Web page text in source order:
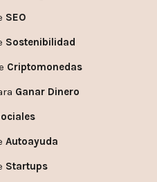
SEO
Sostenibilidad
Criptomonedas
Ganar Dinero
Autoayuda
Startups